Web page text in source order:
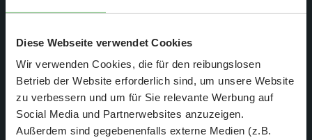
Diese Webseite verwendet Cookies
Wir verwenden Cookies, die für den reibungslosen
Betrieb der Website erforderlich sind, um unsere Website
zu verbessern und um für Sie relevante Werbung auf
Social Media und Partnerwebsites anzuzeigen.
Außerdem sind gegebenenfalls externe Medien (z.B.